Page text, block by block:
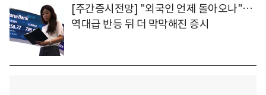
[주간증시전망] "외국인 언제 돌아오나"…
역대급 반등 뒤 더 막막해진 증시